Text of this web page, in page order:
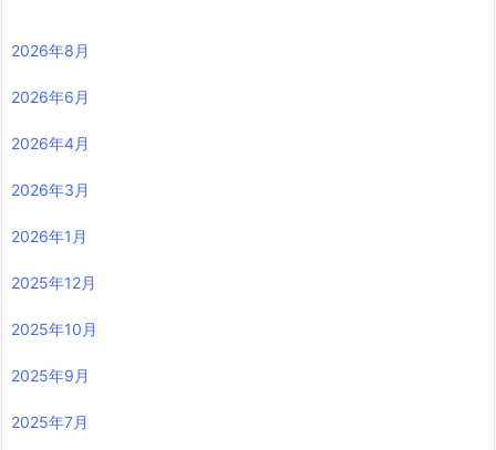
2026年8月
2026年6月
2026年4月
2026年3月
2026年1月
2025年12月
2025年10月
2025年9月
2025年7月